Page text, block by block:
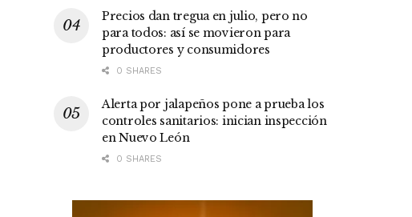
Precios dan tregua en julio, pero no
para todos: así se movieron para
productores y consumidores
0 SHARES
Alerta por jalapeños pone a prueba los
controles sanitarios: inician inspección
en Nuevo León
0 SHARES